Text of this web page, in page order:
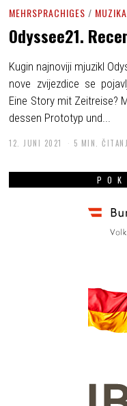
MEHRSPRACHIGES / MUZIKA
Odyssee21.
Kugin najnoviji mjuzikl
nove zvijezdice se
Eine Story mit Zeitreise?
dessen Prototyp und...
12. JUNI 2021 5 MIN.